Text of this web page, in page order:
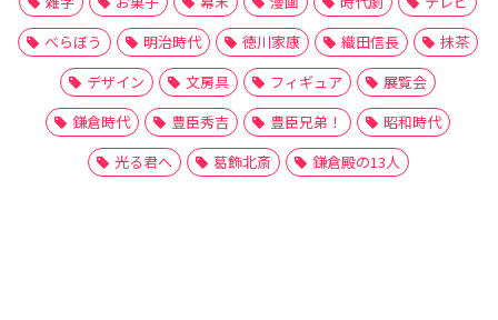
べらぼう
明治時代 徳川家康 織田信長
抹茶
デザイン
文房具 フィギュア
展覧会
鎌倉時代
豊臣秀吉 豊臣兄弟！
昭和時代
光る君へ
葛飾北斎 鎌倉殿の13人